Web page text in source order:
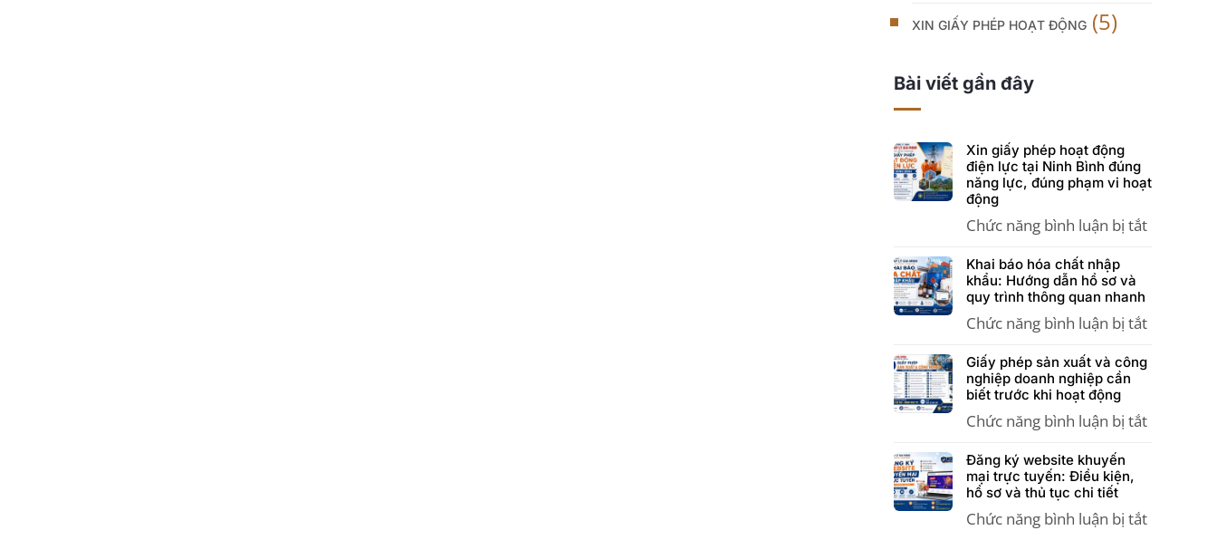
XIN GIẤY PHÉP HOẠT ĐỘNG (5)
Bài viết gần đây
Xin giấy phép hoạt động
điện lực tại Ninh Bình đúng
năng lực, đúng phạm vi hoạt
động
Chức năng bình luận bị tắt
Khai báo hóa chất nhập
khẩu: Hướng dẫn hồ sơ và
quy trình thông quan nhanh
Chức năng bình luận bị tắt
Giấy phép sản xuất và công
nghiệp doanh nghiệp cần
biết trước khi hoạt động
Chức năng bình luận bị tắt
Đăng ký website khuyến
mại trực tuyến: Điều kiện,
hồ sơ và thủ tục chi tiết
Chức năng bình luận bị tắt